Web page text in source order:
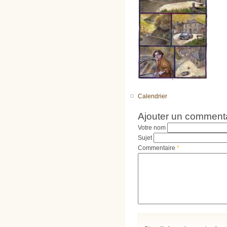
Calendrier
Ajouter un
Votre nom
Sujet
Commentaire *